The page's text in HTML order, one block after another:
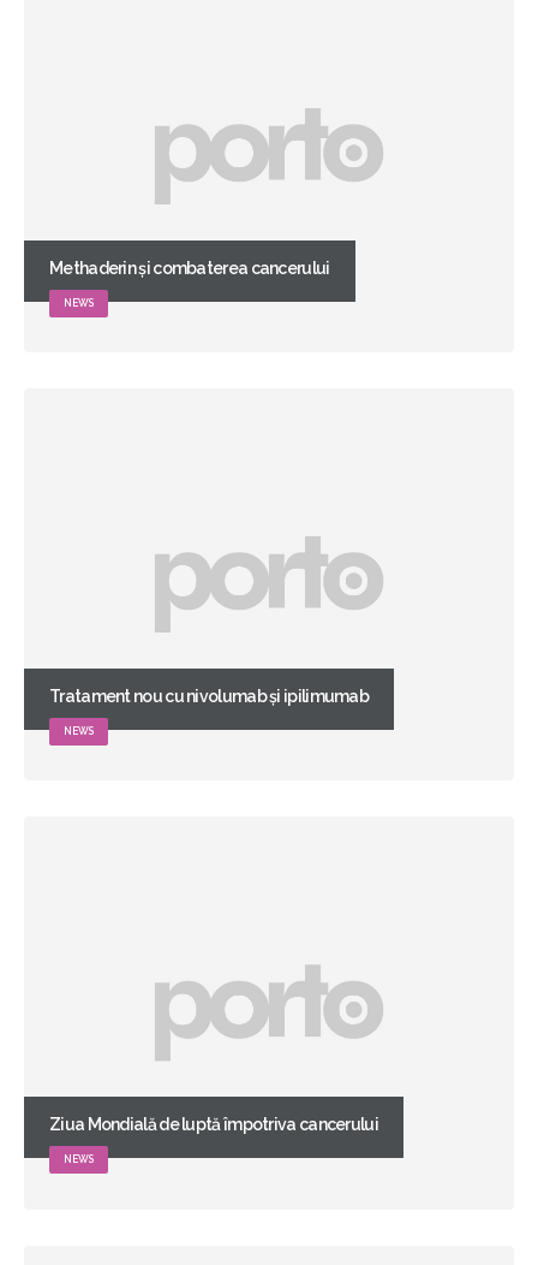
Methaderin și combaterea cancerului
NEWS
Tratament nou cu nivolumab și ipilimumab
NEWS
Ziua Mondială de luptă împotriva cancerului
NEWS